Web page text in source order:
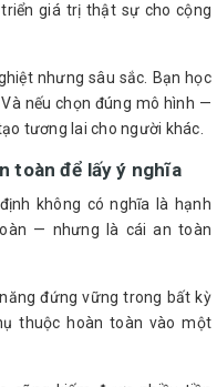
giá trị thật sự cho cộng
nhưng sâu sắc. Bạn học
nếu chọn đúng mô hình —
tương lai cho người khác.
toàn để lấy ý nghĩa
không có nghĩa là hạnh
— nhưng là cái an toàn
đứng vững trong bất kỳ
thuộc hoàn toàn vào một